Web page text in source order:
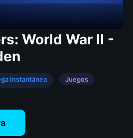
World War II -
Instantánea
Juegos